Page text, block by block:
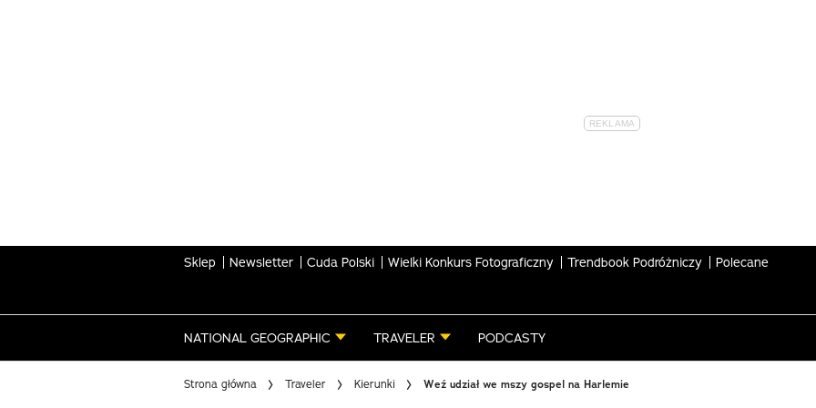
Sklep Newsletter Cuda Polski Wielki Konkurs Fotograficzny Trendbook Podróżniczy Polecane
NATIONAL GEOGRAPHIC TRAVELER PODCASTY
Strona główna Traveler Kierunki Weź udział we mszy gospel na Harlemie